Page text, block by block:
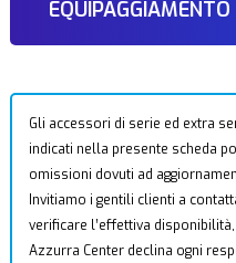
Gli accessori di serie ed extra
indicati nella presente scheda
omissioni dovuti ad
Invitiamo i gentili clienti a
verificare l’effettiva
Azzurra Center declina ogni